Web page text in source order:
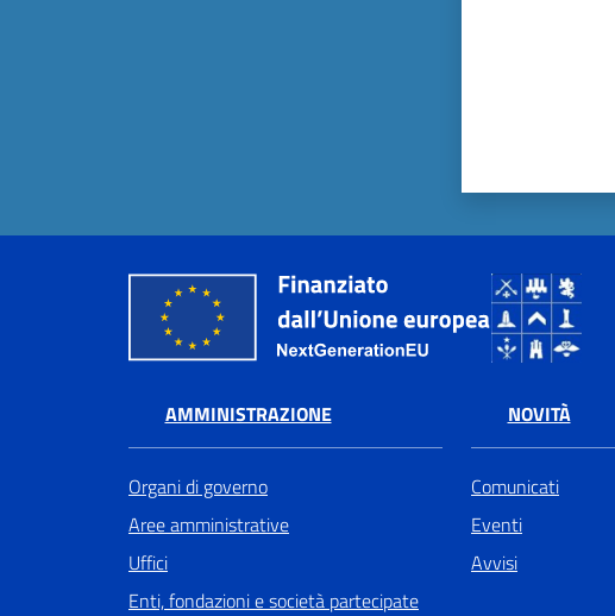
AMMINISTRAZIONE
Organi di governo
Aree amministrative
Uffici
Enti, fondazioni e società partecipate
NOVITÀ
Comunicati
Eventi
Avvisi